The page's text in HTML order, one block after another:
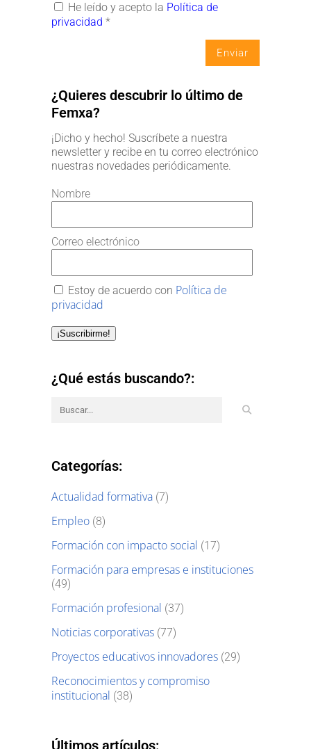
He leído y acepto la Política de
privacidad *
¿Quieres descubrir lo último de
Femxa?
¡Dicho y hecho! Suscríbete a nuestra
newsletter y recibe en tu correo electrónico
nuestras novedades periódicamente.
Nombre
Correo electrónico
Estoy de acuerdo con Política de
privacidad
¡Suscribirme!
¿Qué estás buscando?:
Categorías:
Actualidad formativa (7)
Empleo (8)
Formación con impacto social (17)
Formación para empresas e instituciones
(49)
Formación profesional (37)
Noticias corporativas (77)
Proyectos educativos innovadores (29)
Reconocimientos y compromiso
institucional (38)
Últimos artículos: